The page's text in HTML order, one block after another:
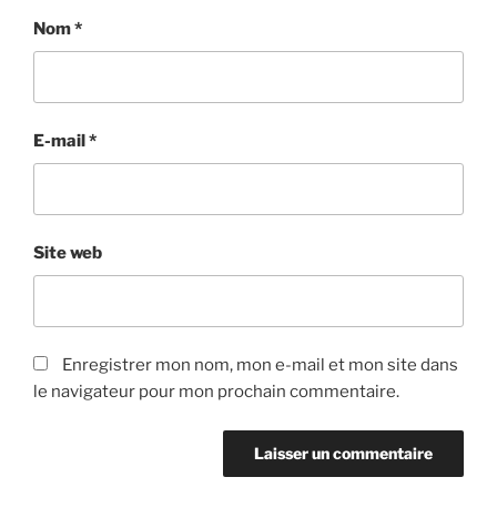
Nom*
E-mail *
Site web
Enregistrer mon nom, mon e-mail et mon site dans
le navigateur pour mon prochain commentaire.